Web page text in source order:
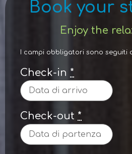
Book your
Enjoy the
I campi obbligatori sono seguiti
Check-in *
Check-out *